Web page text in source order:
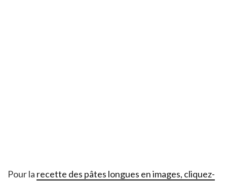
Pour la recette des pâtes longues en images, cliquez-